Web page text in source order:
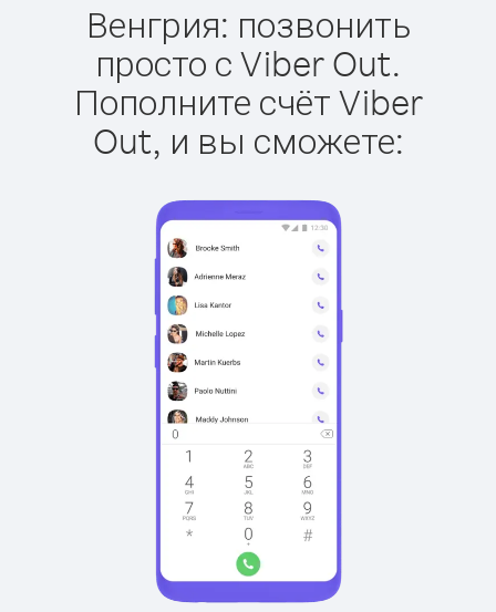
Венгрия: позвонить
просто с Viber Out.
Пополните счёт Viber
Out, и вы сможете: